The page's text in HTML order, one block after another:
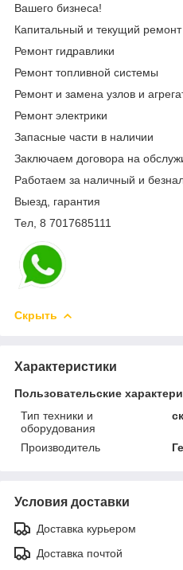
Вашего бизнеса!
Капитальный и текущий
Ремонт гидравлики
Ремонт топливной системы
Ремонт и замена узлов и
Ремонт электрики
Запасные части в наличии
Заключаем договора на
Работаем за наличный и
Выезд, гарантия
Тел, 8 7017685111
Скрыть
Характеристики
Пользовательские
Тип техники и
оборудования
Производитель
Условия доставки
Доставка курьером
Доставка почтой